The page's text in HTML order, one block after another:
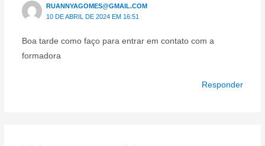
RUANNYAGOMES@GMAIL.COM
10 DE ABRIL DE 2024 EM 16:51
Boa tarde como faço para entrar em contato com a
formadora
Responder